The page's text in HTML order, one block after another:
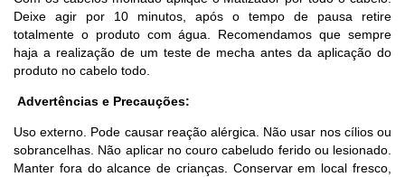
Deixe agir por 10 minutos, após o tempo de pausa retire
totalmente o produto com água. Recomendamos que sempre
haja a realização de um teste de mecha antes da aplicação do
produto no cabelo todo.
Advertências e Precauções:
Uso externo. Pode causar reação alérgica. Não usar nos cílios ou
sobrancelhas. Não aplicar no couro cabeludo ferido ou lesionado.
Manter fora do alcance de crianças. Conservar em local fresco,